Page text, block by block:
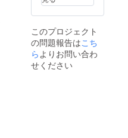
このプロジェクト
の問題報告はこち
ら よりお問い合わ
せください